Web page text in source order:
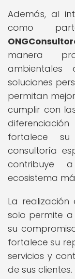
Además, al
como
manera
ambientales
soluciones
permitan
cumplir con
fortalece
consultoría
contribuye
ecosistema
La
solo permite a
su
fortalece su
servicios y
de sus clientes.